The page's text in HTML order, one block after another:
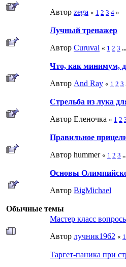
Автор zega « 1 2 3 4 »
Лучный тренажер
Автор Curuval « 1 2 3 ...
Что, как минимум,
Автор And Ray « 1 2 3
Стрельба из лука
Автор Еленочка « 1 2
Правильное
Автор hummer « 1 2 3
Основы
Автор BigMichael
Обычные темы
Мастер класс
Автор лучник1962 « 1
Таргет-паника при